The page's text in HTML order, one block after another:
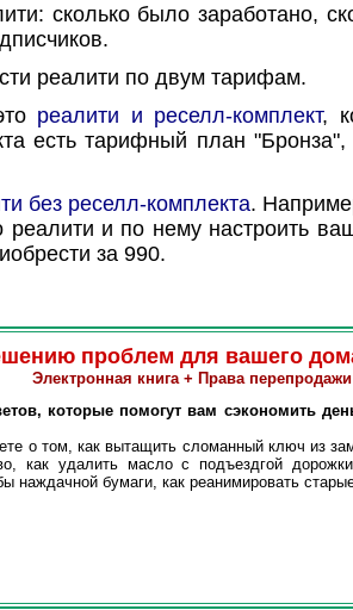
сколько было заработано,
реалити по двум тарифам.
реалити и реселл-комплект,
есть тарифный план
без реселл-комплекта.
реалити и по нему настроить
за 990.
проблем для вашего
Электронная книга + Права перепродажи
которые помогут вам сэкономить
о том, как вытащить сломанный ключ из
как удалить масло с подъездгой
наждачной бумаги, как реанимировать